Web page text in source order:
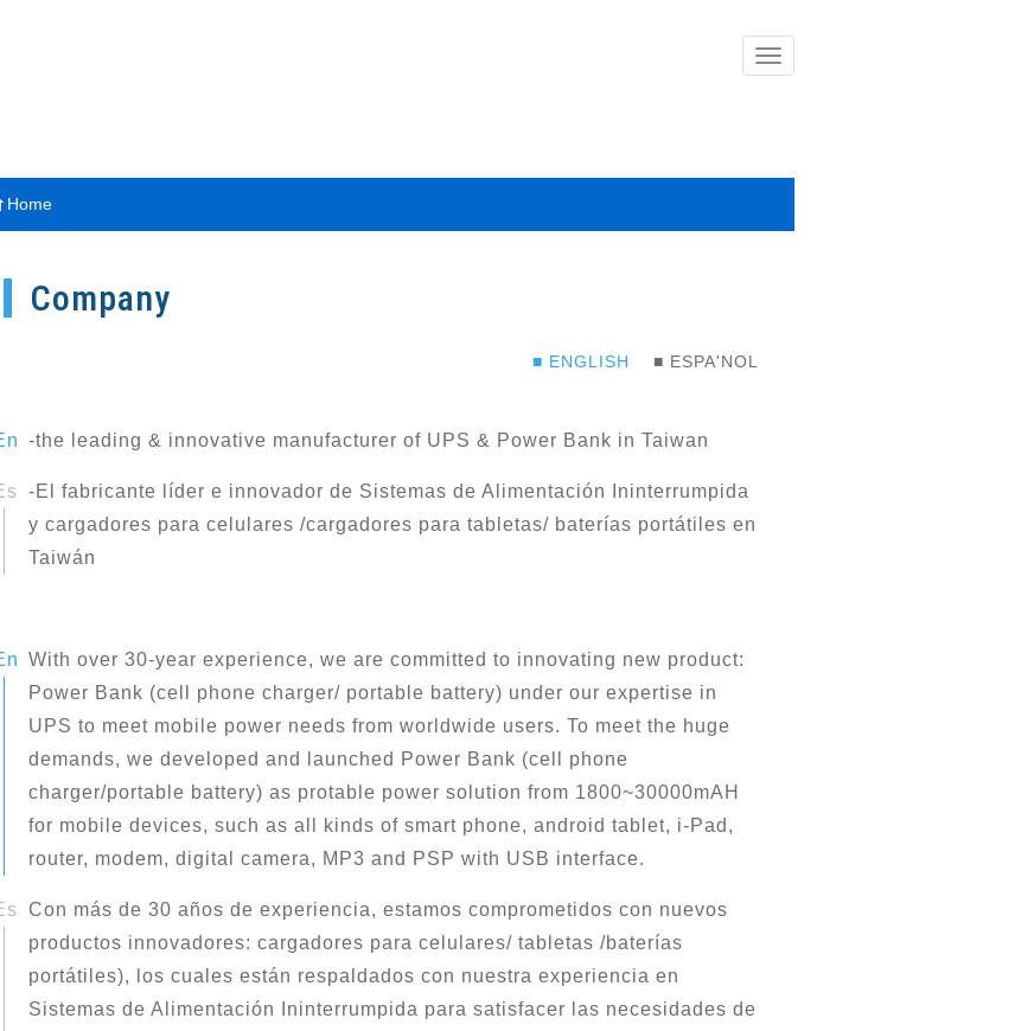
導
覽
Home
Company
■ ENGLISH ■ ESPA'NOL
-the leading & innovative manufacturer of UPS & Power Bank in Taiwan
-El fabricante líder e innovador de Sistemas de Alimentación Ininterrumpida
y cargadores para celulares /cargadores para tabletas/ baterías portátiles en
Taiwán
With over 30-year experience, we are committed to innovating new product:
Power Bank (cell phone charger/ portable battery) under our expertise in
UPS to meet mobile power needs from worldwide users. To meet the huge
demands, we developed and launched Power Bank (cell phone
charger/portable battery) as protable power solution from 1800~30000mAH
for mobile devices, such as all kinds of smart phone, android tablet, i-Pad,
router, modem, digital camera, MP3 and PSP with USB interface.
Con más de 30 años de experiencia, estamos comprometidos con nuevos
productos innovadores: cargadores para celulares/ tabletas /baterías
portátiles), los cuales están respaldados con nuestra experiencia en
Sistemas de Alimentación Ininterrumpida para satisfacer las necesidades de